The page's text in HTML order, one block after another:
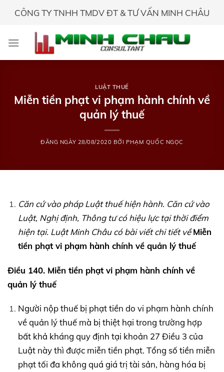
CÔNG TY TNHH TMDV ĐT & TƯ VẤN MINH CHÂU
LUẬT THUẾ
Miễn tiền phạt vi phạm hành chính về
quản lý thuế
ĐĂNG NGÀY 28/08/2020 BỞI PHẠM QUỐC NGỌC
Căn cứ vào pháp Luật thuế hiện hành. Căn cứ vào
Luật, Nghị định, Thông tư có hiệu lực tại thời điểm
hiện tại. Luật Minh Châu có bài viết chi tiết vềMiễn
tiền phạt vi phạm hành chính về quản lý thuế
Điều 140. Miễn tiền phạt vi phạm hành chính về
quản lý thuế
Người nộp thuế bị phạt tiền do vi phạm hành chính
về quản lý thuế mà bị thiệt hại trong trường hợp
bất khả kháng quy định tại khoản 27 Điều 3 của
Luật này thì được miễn tiền phạt. Tổng số tiền miễn
phạt tối đa không quá giá trị tài sản, hàng hóa bị